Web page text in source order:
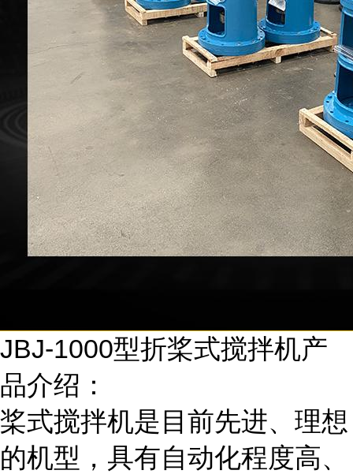
JBJ-1000型折桨式搅拌机产
品介绍：
桨式搅拌机是目前先进、理想
的机型，具有自动化程度高、